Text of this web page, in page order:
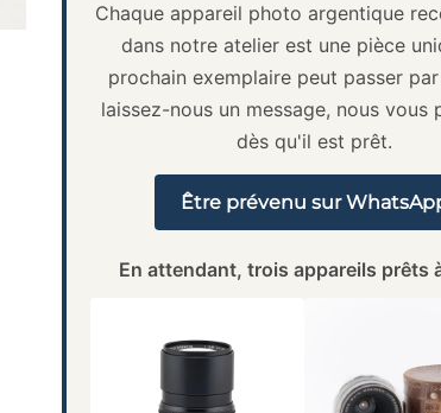
Chaque appareil photo argentique
dans notre atelier est une pièce
prochain exemplaire peut passer
laissez-nous un message, nous vous
dès qu'il est prêt.
Être prévenu sur
En attendant, trois appareils prêts